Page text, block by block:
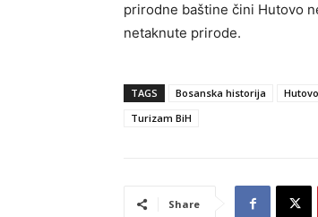
prirodne baštine čini Hutovo
netaknute prirode.
TAGS Bosanska historija
Turizam BiH
Share